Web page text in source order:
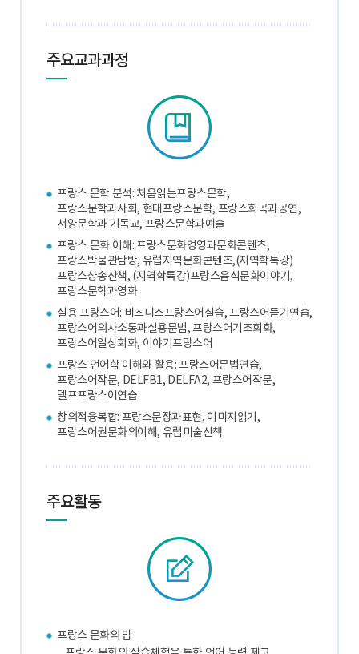
주요교과과정
프랑스 문학 분석: 처음읽는프랑스문학,
프랑스문학과사회, 현대프랑스문학, 프랑스희곡과공연,
서양문학과 기독교, 프랑스문학과예술
프랑스 문화 이해: 프랑스문화경영과문화콘텐츠,
프랑스박물관탐방, 유럽지역문화콘텐츠,(지역학특강)
프랑스샹송산책, (지역학특강)프랑스음식문화이야기,
프랑스문학과영화
실용 프랑스어: 비즈니스프랑스어실습, 프랑스어듣기연습,
프랑스어의사소통과실용문법, 프랑스어기초회화,
프랑스어일상회화, 이야기프랑스어
프랑스 언어학 이해와 활용: 프랑스어문법연습,
프랑스어작문, DELFB1, DELFA2, 프랑스어작문,
델프프랑스어연습
창의적융복합: 프랑스문장과표현, 이미지읽기,
프랑스어권문화의이해, 유럽미술산책
주요활동
프랑스 문화의 밤